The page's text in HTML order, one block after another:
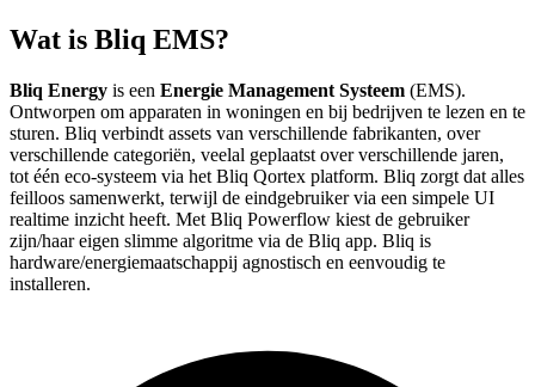
Wat is Bliq EMS?
Bliq Energy is een Energie Management Systeem (EMS).
Ontworpen om apparaten in woningen en bij bedrijven te lezen en te
sturen. Bliq verbindt assets van verschillende fabrikanten, over
verschillende categoriën, veelal geplaatst over verschillende jaren,
tot één eco-systeem via het Bliq Qortex platform. Bliq zorgt dat alles
feilloos samenwerkt, terwijl de eindgebruiker via een simpele UI
realtime inzicht heeft. Met Bliq Powerflow kiest de gebruiker
zijn/haar eigen slimme algoritme via de Bliq app. Bliq is
hardware/energiemaatschappij agnostisch en eenvoudig te
installeren.